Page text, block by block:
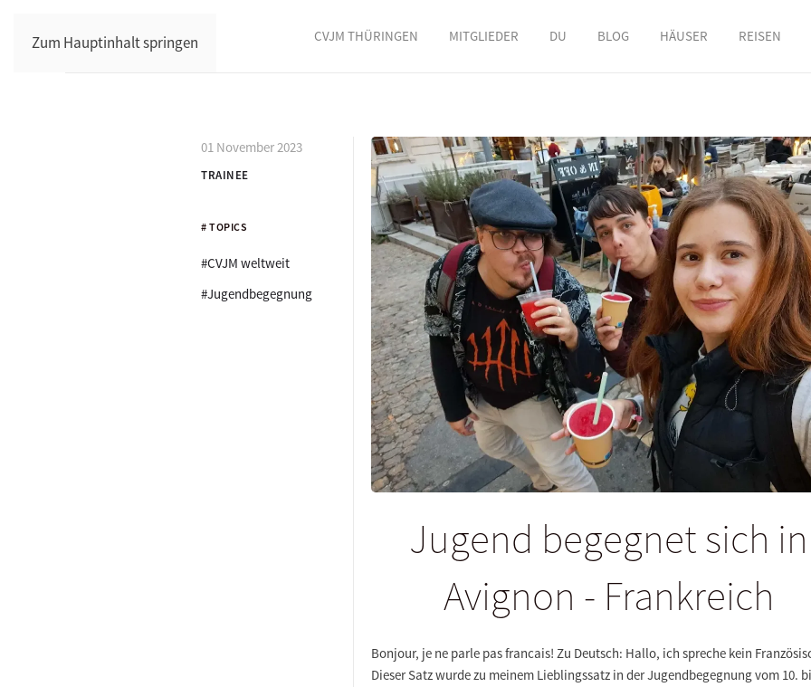
Zum Hauptinhalt springen CVJM THÜRINGEN MITGLIEDER DU BLOG HÄUSER REISEN
01 November 2023
TRAINEE
# TOPICS
#CVJM weltweit
#Jugendbegegnung
Jugend begegnet sich in
Avignon - Frankreich
Bonjour, je ne parle pas francais! Zu Deutsch: Hallo, ich spreche kein
Dieser Satz wurde zu meinem Lieblingssatz in der Jugendbegegnung vom 10.